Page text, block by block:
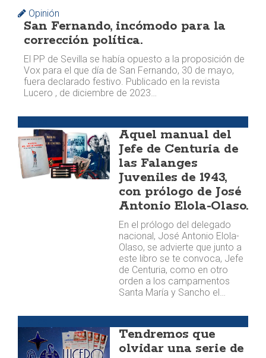
Opinión
San Fernando, incómodo para la
corrección política.
El PP de Sevilla se había opuesto a la proposición de
Vox para el que día de San Fernando, 30 de mayo,
fuera declarado festivo. Publicado en la revista
Lucero , de diciembre de 2023…
Aquel manual del
Jefe de Centuria de
las Falanges
Juveniles de 1943,
con prólogo de José
Antonio Elola-Olaso.
En el prólogo del delegado
nacional, José Antonio Elola-
Olaso, se advierte que junto a
este libro se te convoca, Jefe
de Centuria, como en otro
orden a los campamentos
Santa María y Sancho el…
Tendremos que
olvidar una serie de